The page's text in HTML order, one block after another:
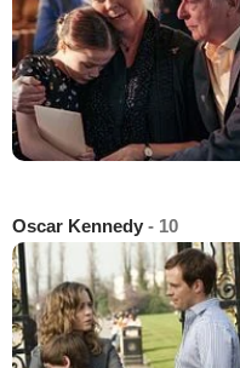
Oscar Kennedy - 10